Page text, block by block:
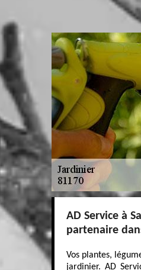
AD Service à
partenaire
Vos plantes,
jardinier. AD